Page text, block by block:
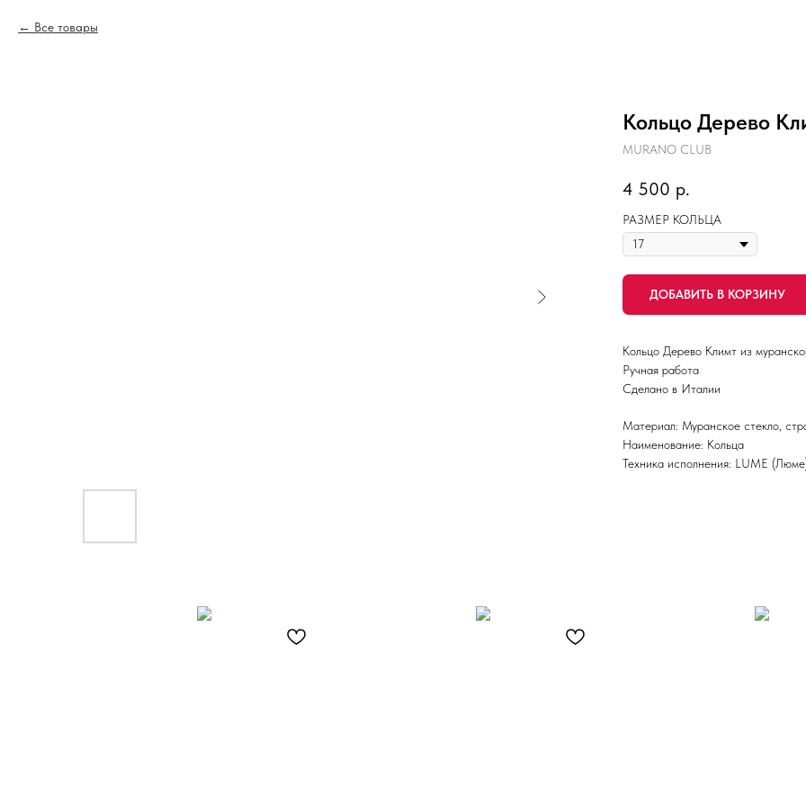
Все товары
Кольцо Дерево
MURANO CLUB
4 500 р.
РАЗМЕР КОЛЬЦА
ДОБАВИТЬ В КОРЗИНУ
Кольцо Дерево Климт из
Ручная работа
Сделано в Италии
Материал: Муранское стекло,
Наименование: Кольца
Техника исполнения: LUME